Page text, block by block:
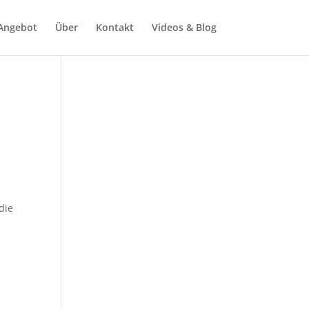
Über Kontakt Videos & Blog